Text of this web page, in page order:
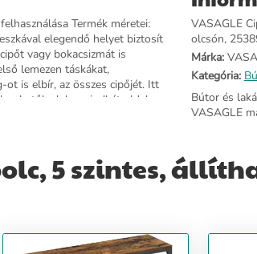
Termék méretei:
elegendő helyet biztosít
vagy bokacsizmát is
lemezen táskákat,
ot is elbír, az összes cipőjét. Itt
el, ha mindkét oldalon
cipő [Robusztus és
cipőinek.
VASAGLE
olcsón,
Márka:
Kategória:
Bútor és
VASAGLE
5 szintes,